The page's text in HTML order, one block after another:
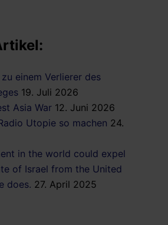
einem Verlierer des
19. Juli 2026
Asia War 12. Juni 2026
Utopie so machen 24.
in the world could expel
of Israel from the United
does. 27. April 2025